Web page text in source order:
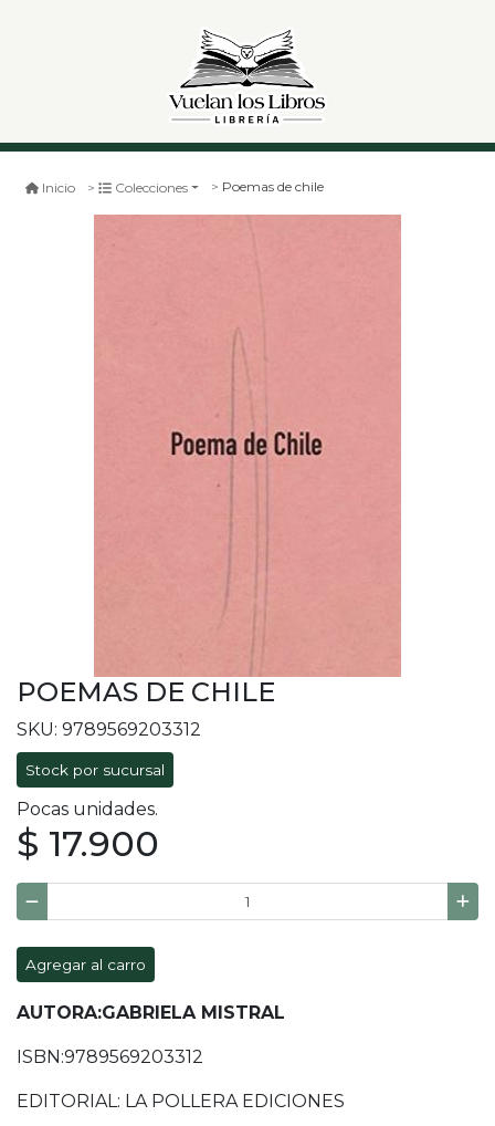
Inicio Colecciones Poemas de chile
POEMAS DE CHILE
SKU: 9789569203312
Stock por sucursal
Pocas unidades.
$ 17.900
Agregar al carro
AUTORA:GABRIELA MISTRAL
ISBN:9789569203312
EDITORIAL: LA POLLERA EDICIONES